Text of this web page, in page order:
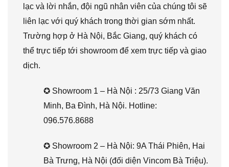
lạc và lời nhắn, đội ngũ nhân viên của chúng tôi sẽ
liên lạc với quý khách trong thời gian sớm nhất.
Trường hợp ở Hà Nội, Bắc Giang, quý khách có
thể trực tiếp tới showroom để xem trực tiếp và giao
dịch.
✪ Showroom 1 – Hà Nội : 25/73 Giang Văn
Minh, Ba Đình, Hà Nội. Hotline:
096.576.8688
✪ Showroom 2 – Hà Nội: 9A Thái Phiên, Hai
Bà Trưng, Hà Nội (đối diện Vincom Bà Triệu).